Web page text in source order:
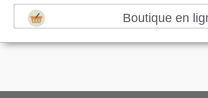
Boutique en